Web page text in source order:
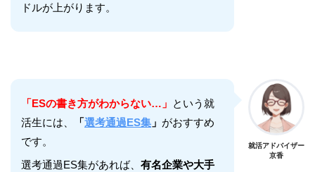
ドルが上がります。
「ESの書き方がわからない…」 という就
活生には、
「選考通過ES集 」 がおすすめ
です。
選考通過ES集があれば、 有名企業や大手
就活アドバイザー
京香